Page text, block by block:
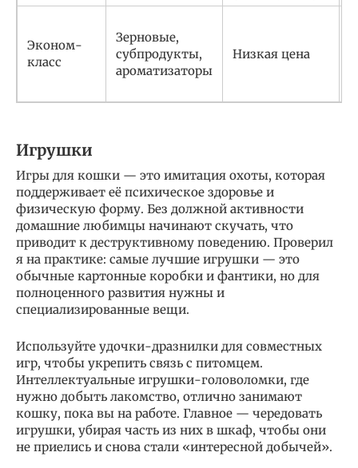
Эконом-
класс
Зерновые,
субпродукты,
ароматизаторы
Низкая цена
Игрушки
Игры для кошки — это имитация охоты, которая
поддерживает её психическое здоровье и
физическую форму. Без должной активности
домашние любимцы начинают скучать, что
приводит к деструктивному поведению. Проверил
я на практике: самые лучшие игрушки — это
обычные картонные коробки и фантики, но для
полноценного развития нужны и
специализированные вещи.
Используйте удочки-дразнилки для совместных
игр, чтобы укрепить связь с питомцем.
Интеллектуальные игрушки-головоломки, где
нужно добыть лакомство, отлично занимают
кошку, пока вы на работе. Главное — чередовать
игрушки, убирая часть из них в шкаф, чтобы они
не приелись и снова стали «интересной добычей».